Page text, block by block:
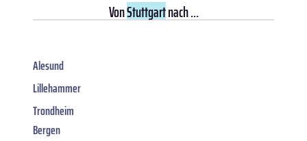
VonStuttgartnach ...
Alesund
Lillehammer
Trondheim
Bergen